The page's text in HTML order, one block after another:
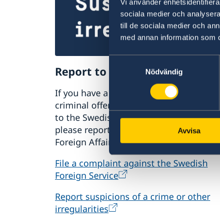
Vi använder
sociala medier och
till de sociala medier och
med annan information som
Nödvändig
Avvisa
Report to the MFA
If you have a complaint or suspect
criminal offences or irregularities
to the Swedish Foreign Service’s
please report these to the Ministry for
Foreign Affairs.
File a complaint against the Swedish
Foreign Service
Report suspicions of a crime or other
irregularities